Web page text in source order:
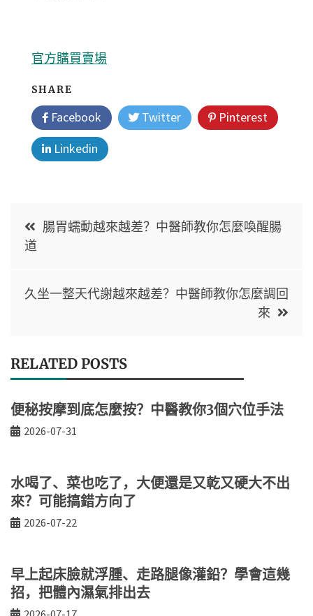
官方購買賣場
SHARE
Facebook Twitter
Pinterest
Linkedin
腸胃蠕動越來越差？中醫師教你怎麼喚醒腸
道
久坐一整天代謝越來越差？中醫師教你怎麼調回
來
RELATED POSTS
便秘按摩到底怎麼按？中醫教你3個穴位手法
2026-07-31
水喝了、菜也吃了，大便還是又乾又硬大不出
來？可能搞錯方向了
2026-07-22
早上起床臉就浮腫、走路腿像灌鉛？學會這幾
招，把體內濕氣排出去